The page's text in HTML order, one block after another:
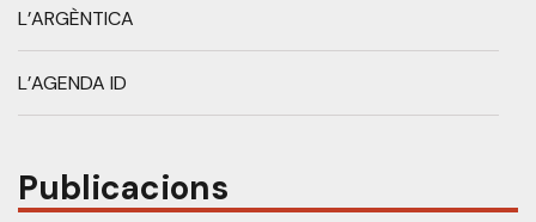
L’ARGÈNTICA
L’AGENDA ID
Publicacions